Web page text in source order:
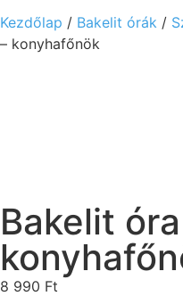
Kezdőlap / Bakelit órák /
– konyhafőnök
Bakelit
8 990 Ft